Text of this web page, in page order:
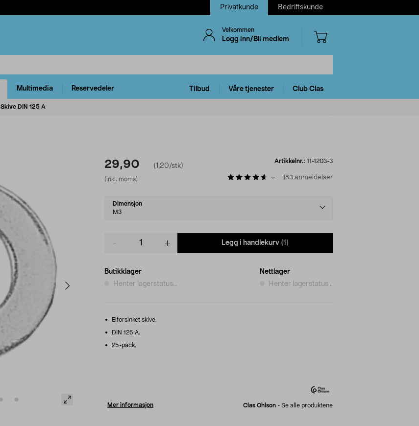
Privatkunde Bedriftskunde
Velkommen
Logg inn/Bli medlem
Multimedia Reservedeler Tilbud Våre tjenester Club Clas
Skive DIN 125 A
29,90 (1,20/stk)
(inkl. moms)
Artikkelnr.: 11-1203-3
183 anmeldelser
Select
variant
Dimensjon
M3
Legg i handlekurv (1)
Butikklager
Henter lagerstatus...
Nettlager
Henter lagerstatus...
Elforsinket skive.
DIN 125 A.
25-pack.
Mer informasjon Clas Ohlson - Se alle produktene